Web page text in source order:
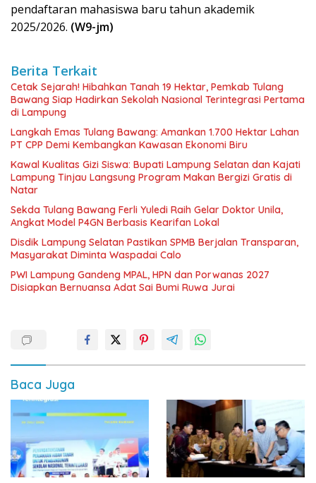
pendaftaran mahasiswa baru tahun akademik
2025/2026. (W9-jm)
Berita Terkait
Cetak Sejarah! Hibahkan Tanah 19 Hektar, Pemkab Tulang
Bawang Siap Hadirkan Sekolah Nasional Terintegrasi Pertama
di Lampung
Langkah Emas Tulang Bawang: Amankan 1.700 Hektar Lahan
PT CPP Demi Kembangkan Kawasan Ekonomi Biru
Kawal Kualitas Gizi Siswa: Bupati Lampung Selatan dan Kajati
Lampung Tinjau Langsung Program Makan Bergizi Gratis di
Natar
Sekda Tulang Bawang Ferli Yuledi Raih Gelar Doktor Unila,
Angkat Model P4GN Berbasis Kearifan Lokal
Disdik Lampung Selatan Pastikan SPMB Berjalan Transparan,
Masyarakat Diminta Waspadai Calo
PWI Lampung Gandeng MPAL, HPN dan Porwanas 2027
Disiapkan Bernuansa Adat Sai Bumi Ruwa Jurai
Baca Juga